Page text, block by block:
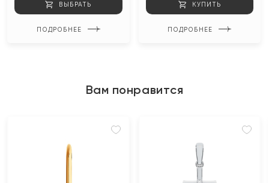
ВЫБРАТЬ
ПОДРОБНЕЕ
КУПИТЬ
ПОДРОБНЕЕ
Вам понравится